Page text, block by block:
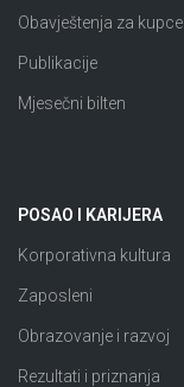
Obavještenja za kupce
Publikacije
Mjesečni bilten
POSAO I KARIJERA
Korporativna kultura
Zaposleni
Obrazovanje i razvoj
Rezultati i priznanja